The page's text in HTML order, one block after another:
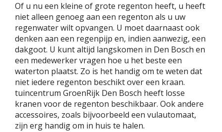
Of u nu een kleine of grote regenton heeft, u heeft
niet alleen genoeg aan een regenton als u uw
regenwater wilt opvangen. U moet daarnaast ook
denken aan een regenpijp en, indien aanwezig, een
dakgoot. U kunt altijd langskomen in Den Bosch en
een medewerker vragen hoe u het beste een
waterton plaatst. Zo is het handig om te weten dat
niet iedere regenton beschikt over een kraan.
tuincentrum GroenRijk Den Bosch heeft losse
kranen voor de regenton beschikbaar. Ook andere
accessoires, zoals bijvoorbeeld een vulautomaat,
zijn erg handig om in huis te halen.